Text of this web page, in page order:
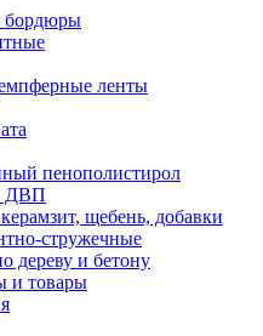
бордюры
ленты
пенополистирол
ДВП
щебень, добавки
стружечные
дереву и бетону
и товары